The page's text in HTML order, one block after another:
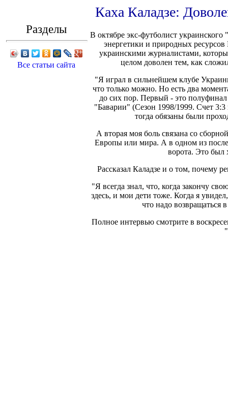
Каха Каладзе:
Разделы
Все статьи сайта
В октябре экс-футболист
энергетики и природных
украинскими журналистами,
целом доволен тем, как
"Я играл в сильнейшем клубе
что только можно. Но есть два
до сих пор. Первый - это
"Баварии" (Сезон 1998/1999. Счет
тогда обязаны были
А вторая моя боль связана со
Европы или мира. А в одном из
ворота. Это был
Рассказал Каладзе и о том, почему
"Я всегда знал, что, когда закончу
здесь, и мои дети тоже. Когда я
что надо возвращаться
Полное интервью смотрите в